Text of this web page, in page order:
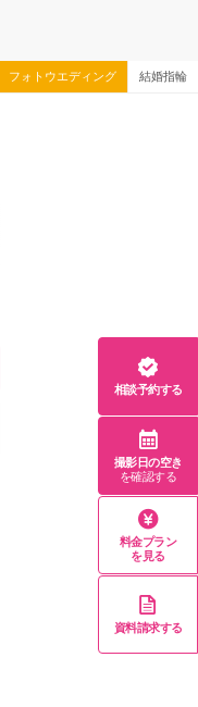
フォトウエディング 結婚指輪
相談予約する
撮影日の空き
を確認する
料金プラン
を見る
資料請求する